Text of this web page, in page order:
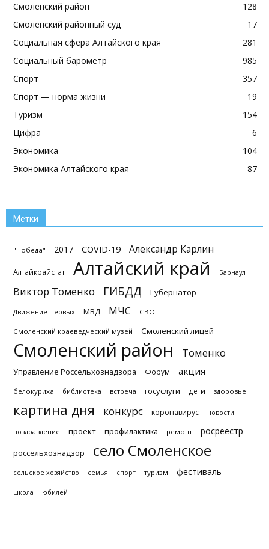
Смоленский район
128
Смоленский районный суд
17
Социальная сфера Алтайского края
281
Социальный барометр
985
Спорт
357
Спорт — норма жизни
19
Туризм
154
Цифра
6
Экономика
104
Экономика Алтайского края
87
Метки
"Победа" 2017 COVID-19 Александр Карлин
Алтайкрайстат Алтайский край Барнаул
Виктор Томенко ГИБДД Губернатор
Движение Первых МВД МЧС СВО
Смоленский краеведческий музей Смоленский лицей
Смоленский район Томенко
Управление Россельхознадзора Форум акция
белокуриха библиотека встреча госуслуги дети здоровье
картина дня конкурс коронавирус новости
поздравление проект профилактика ремонт росреестр
россельхознадзор село Смоленское
сельское хозяйство семья спорт туризм фестиваль
школа юбилей